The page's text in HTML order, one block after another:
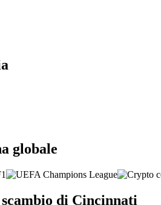
globale
di Cincinnati